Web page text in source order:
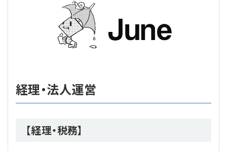
理事・監事
会計処理
労務管理
法務
経営
経理・法人運営
【経理・税務】